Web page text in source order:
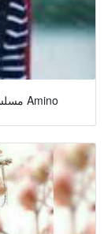
مسلسلات كورية سفر عبر الزمن الدراما الكورية Amino